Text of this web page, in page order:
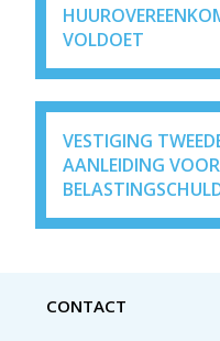
VOLDOET
VESTIGING
AANLEIDING
CONTACT